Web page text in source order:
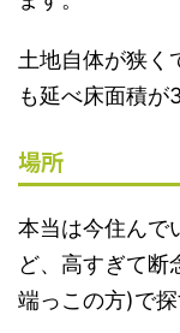
土地自体が狭く
も延べ床面積が
場所
本当は今住んで
ど、高すぎて
端っこの方)で探